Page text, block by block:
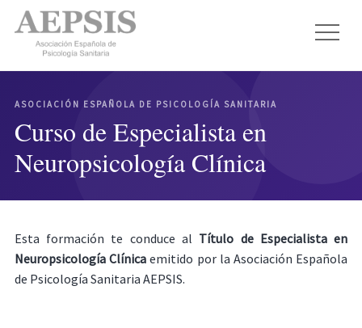
ASOCIACIÓN ESPAÑOLA DE PSICOLOGÍA SANITARIA
Curso de Especialista en
Neuropsicología Clínica
Esta formación te conduce al Título de Especialista en
Neuropsicología Clínica emitido por la Asociación Española
de Psicología Sanitaria AEPSIS.